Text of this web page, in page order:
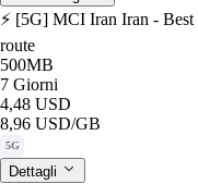
⚡️ [5G] MCI Iran Iran -
route
500MB
7 Giorni
4,48 USD
8,96 USD/GB
5G
Dettagli